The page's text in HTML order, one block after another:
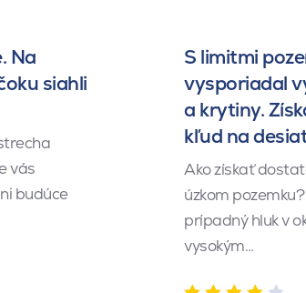
Na
siahli
vás
budúce
S limitmi
vysporiadal
a krytiny.
kľud na
Ako získať
úzkom
prípadný hluk v
vysokým…